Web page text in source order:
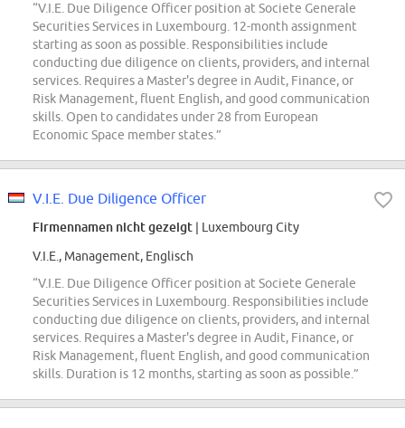
“V.I.E. Due Diligence Officer position at Societe Generale
Securities Services in Luxembourg. 12-month assignment
starting as soon as possible. Responsibilities include
conducting due diligence on clients, providers, and internal
services. Requires a Master's degree in Audit, Finance, or
Risk Management, fluent English, and good communication
skills. Open to candidates under 28 from European
Economic Space member states.”
V.I.E. Due Diligence Officer
Firmennamen nicht gezeigt | Luxembourg City
V.I.E., Management, Englisch
“V.I.E. Due Diligence Officer position at Societe Generale
Securities Services in Luxembourg. Responsibilities include
conducting due diligence on clients, providers, and internal
services. Requires a Master's degree in Audit, Finance, or
Risk Management, fluent English, and good communication
skills. Duration is 12 months, starting as soon as possible.”